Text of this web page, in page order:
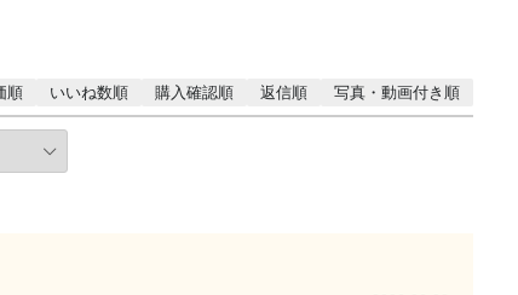
順 いいね数順 購入確認順 返信順 写真・動画付き順